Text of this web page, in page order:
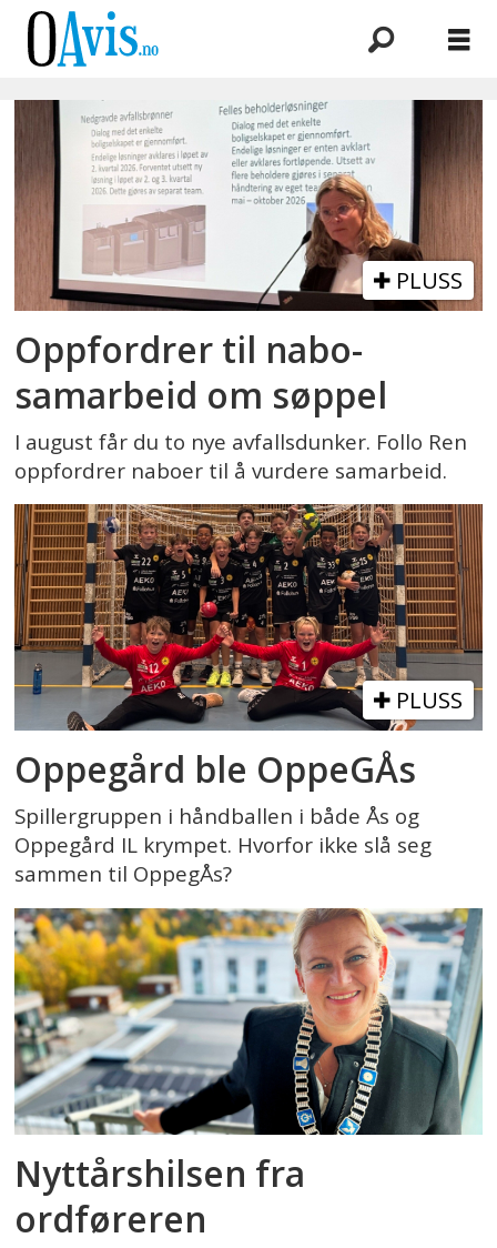
Emne:
samarbeid
PLUSS
Oppfordrer til nabo-
samarbeid om søppel
I august får du to nye avfallsdunker. Follo Ren
oppfordrer naboer til å vurdere samarbeid.
PLUSS
Oppegård ble OppeGÅs
Spillergruppen i håndballen i både Ås og
Oppegård IL krympet. Hvorfor ikke slå seg
sammen til OppegÅs?
Nyttårshilsen fra
ordføreren